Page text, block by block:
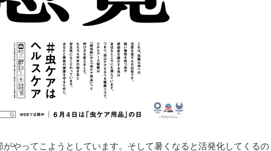
がやってこようとしています。そして暑くなると活発化してくるの